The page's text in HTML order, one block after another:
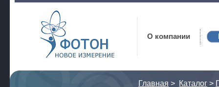
Фотон
О компании
Главная > Каталог >